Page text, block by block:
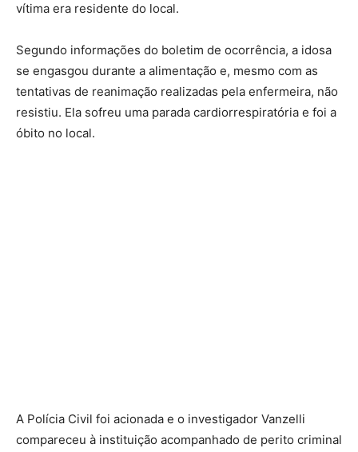
vítima era residente do local.
Segundo informações do boletim de ocorrência, a idosa
se engasgou durante a alimentação e, mesmo com as
tentativas de reanimação realizadas pela enfermeira, não
resistiu. Ela sofreu uma parada cardiorrespiratória e foi a
óbito no local.
A Polícia Civil foi acionada e o investigador Vanzelli
compareceu à instituição acompanhado de perito criminal